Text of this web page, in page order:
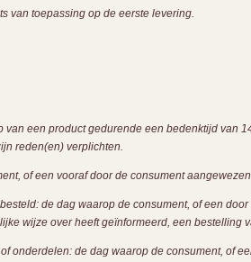
van toepassing op de eerste levering.
een product gedurende een bedenktijd
reden(en) verplichten.
of een vooraf door de consument
de dag waarop de consument, of een
wijze over heeft geïnformeerd, een
onderdelen: de dag waarop de consument, of